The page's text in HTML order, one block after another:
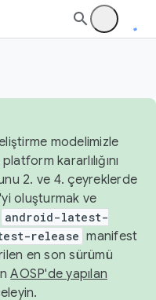
modelimizle
kararlılığını
2. ve 4. çeyreklerde
oluşturmak ve
android-latest-
release manifest
en son sürümü
AOSP'de yapılan